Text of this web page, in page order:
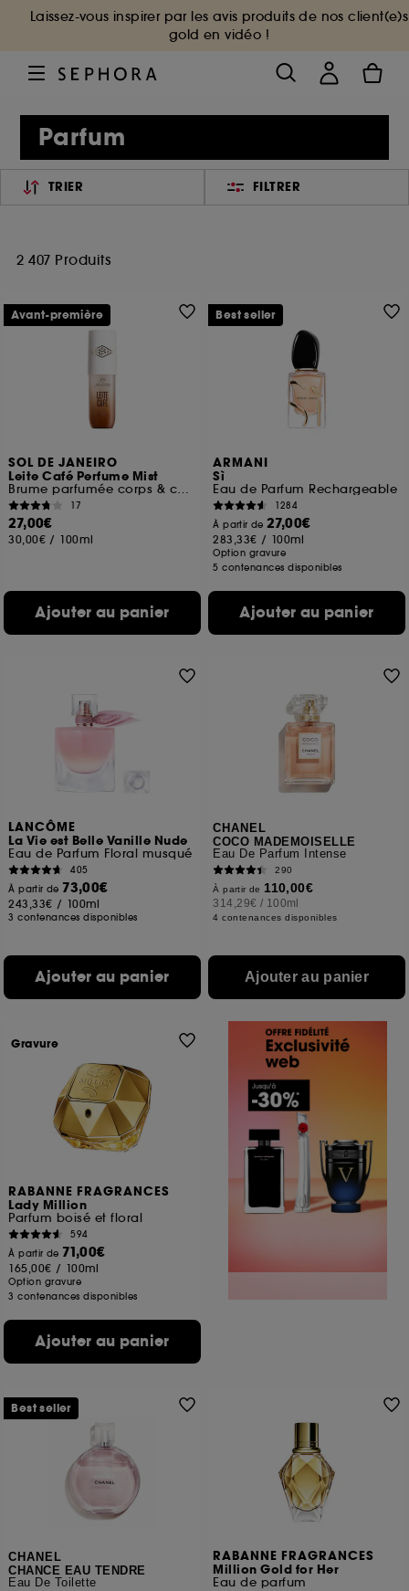
Laissez-vous inspirer par les avis produits de nos client(e)s
gold en vidéo !
Parfum
TRIER FILTRER
2 407 Produits
SOL DE JANEIRO
Leite Café Perfume Mist
Brume parfumée corps & cheveux
17
27,00€
30,00€ / 100ml
Ajouter au panier
Avant-première
ARMANI
Sì
Eau de Parfum Rechargeable
1284
À partir de27,00€
283,33€ / 100ml
Option gravure
5 contenances disponibles
Ajouter au panier
Best seller
LANCÔME
La Vie est Belle Vanille Nude
Eau de Parfum Floral musqué
405
À partir de 73,00€
243,33€ / 100ml
3 contenances disponibles
Ajouter au panier
CHANEL
COCO MADEMOISELLE
Eau De Parfum Intense
290
À partir de 110,00€
314,29€ / 100ml
4 contenances disponibles
Ajouter au panier
RABANNE FRAGRANCES
Lady Million
Parfum boisé et floral
594
À partir de 71,00€
165,00€ / 100ml
Option gravure
3 contenances disponibles
Ajouter au panier
Gravure
CHANEL
CHANCE EAU TENDRE
Eau De Toilette
Best seller
RABANNE FRAGRANCES
Million Gold for Her
Eau de parfum